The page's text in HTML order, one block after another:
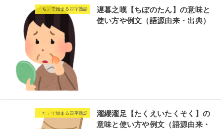
「ち」で始まる四字熟語
遅暮之嘆【ちぼのたん】の意味と
使い方や例文（語源由来・出典）
「た」で始まる四字熟語
濯纓濯足【たくえいたくそく】の
意味と使い方や例文（語源由来・